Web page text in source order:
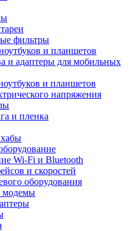
фильтры
и планшетов
и адаптеры для мобильных
и планшетов
напряжения
и пленка
Wi-Fi и Bluetooth
и скоростей
оборудования
модемы